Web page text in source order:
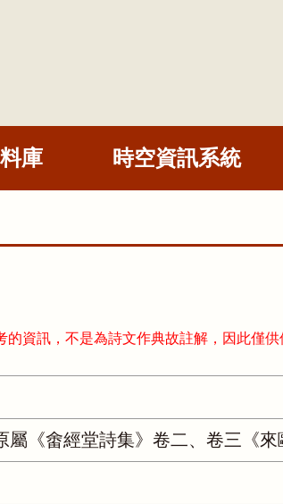
庫 時空資訊系統
資訊，不是為詩文作典故註解，因此僅供
《畬經堂詩集》卷二、卷三《來